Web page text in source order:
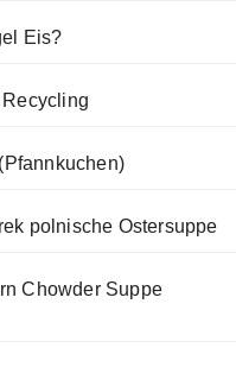
Eis?
polnische Ostersuppe
Chowder Suppe